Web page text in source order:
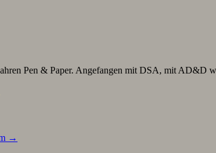
Pen & Paper. Angefangen mit DSA, mit
→